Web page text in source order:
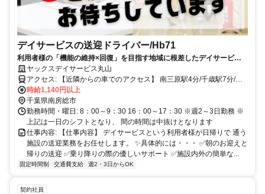
デイサービスの送迎ドライバー/Hb71
利用者様の「機能の維持×回復」を目指す地域に根差したデイサービス✨
週2～3日 ✨未経験も大歓迎 ✨土曜・祝日手当50円 ✨髪型・髪色自
由♪
ヤックスデイサービス丸山
アクセス: 【近隣からの車でのアクセス】 南三原駅4分/千歳駅7分/千
倉駅11分 ※車通勤可
時給1,140円以上
千葉県南房総市
勤務時間・曜日: 8：00～9：30 16：00～17：30 ※週2～3日勤務 ※
上記は一日のシフトとなり、 間の時間は中抜けとなります
仕事内容: 【仕事内容】 デイサービスという利用者様が日帰りで 通う
施設の送迎業務をお任せします。 ✨具体的には・・・ ✅朝のお迎えと
帰りの送迎 ✅乗り降りの際の優しいサポート ✅施設内外の簡単な...
固定時間制 交通費支給 週2・3日からOK
契約社員